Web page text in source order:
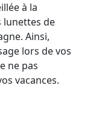
à la
lunettes de
Ainsi,
lors de vos
ne pas
vacances.